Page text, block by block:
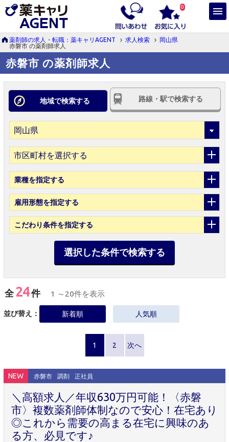
0
薬剤師の求人・転職：薬キャリAGENT 求人検索
岡山県
赤磐市 の薬剤師求人
赤磐市 の薬剤師求人
地域で検索する 路線・駅で検索する
市区町村を選択する
業種を指定する
雇用形態を指定する
こだわり条件を指定する
選択した条件で検索する
全24件 1 ～20件を表示
並び替え： 新着順 人気順
1 2 次へ
NEW 赤磐市 調剤 正社員
＼高額求人／年収630万円可能！〈赤磐
市〉複数薬剤師体制なので安心！在宅あり
◎これから需要の高まる在宅に興味のあ
る方、必見です♪